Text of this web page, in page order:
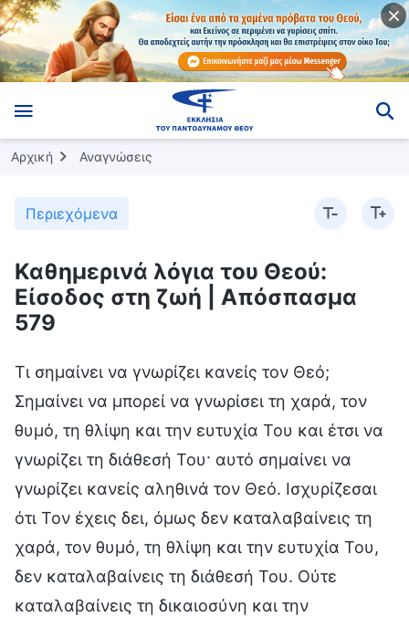
Αρχική Αναγνώσεις
Περιεχόμενα
Καθημερινά λόγια του Θεού:
Είσοδος στη ζωή | Απόσπασμα
579
Τι σημαίνει να γνωρίζει κανείς τον Θεό;
Σημαίνει να μπορεί να γνωρίσει τη χαρά, τον
θυμό, τη θλίψη και την ευτυχία Του και έτσι να
γνωρίζει τη διάθεσή Του· αυτό σημαίνει να
γνωρίζει κανείς αληθινά τον Θεό. Ισχυρίζεσαι
ότι Τον έχεις δει, όμως δεν καταλαβαίνεις τη
χαρά, τον θυμό, τη θλίψη και την ευτυχία Του,
δεν καταλαβαίνεις τη διάθεσή Του. Ούτε
καταλαβαίνεις τη δικαιοσύνη και την